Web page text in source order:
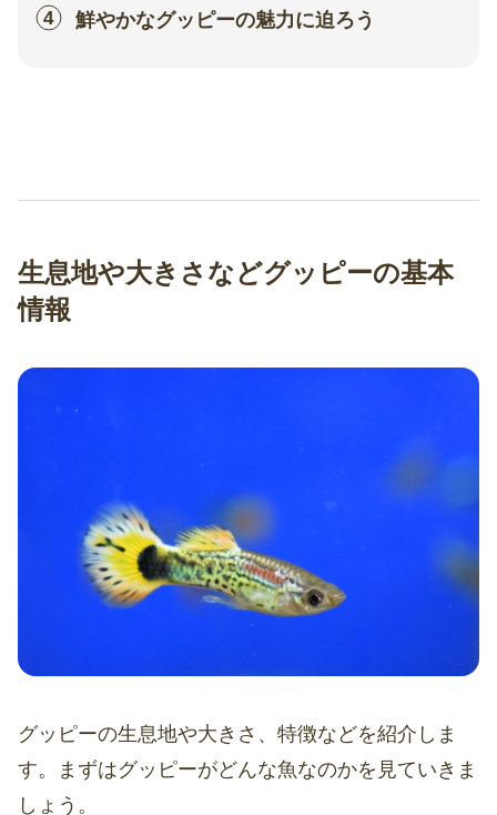
鮮やかなグッピーの魅力に迫ろう
生息地や大きさなどグッピーの基本
情報
グッピーの生息地や大きさ、特徴などを紹介しま
す。まずはグッピーがどんな魚なのかを見ていきま
しょう。